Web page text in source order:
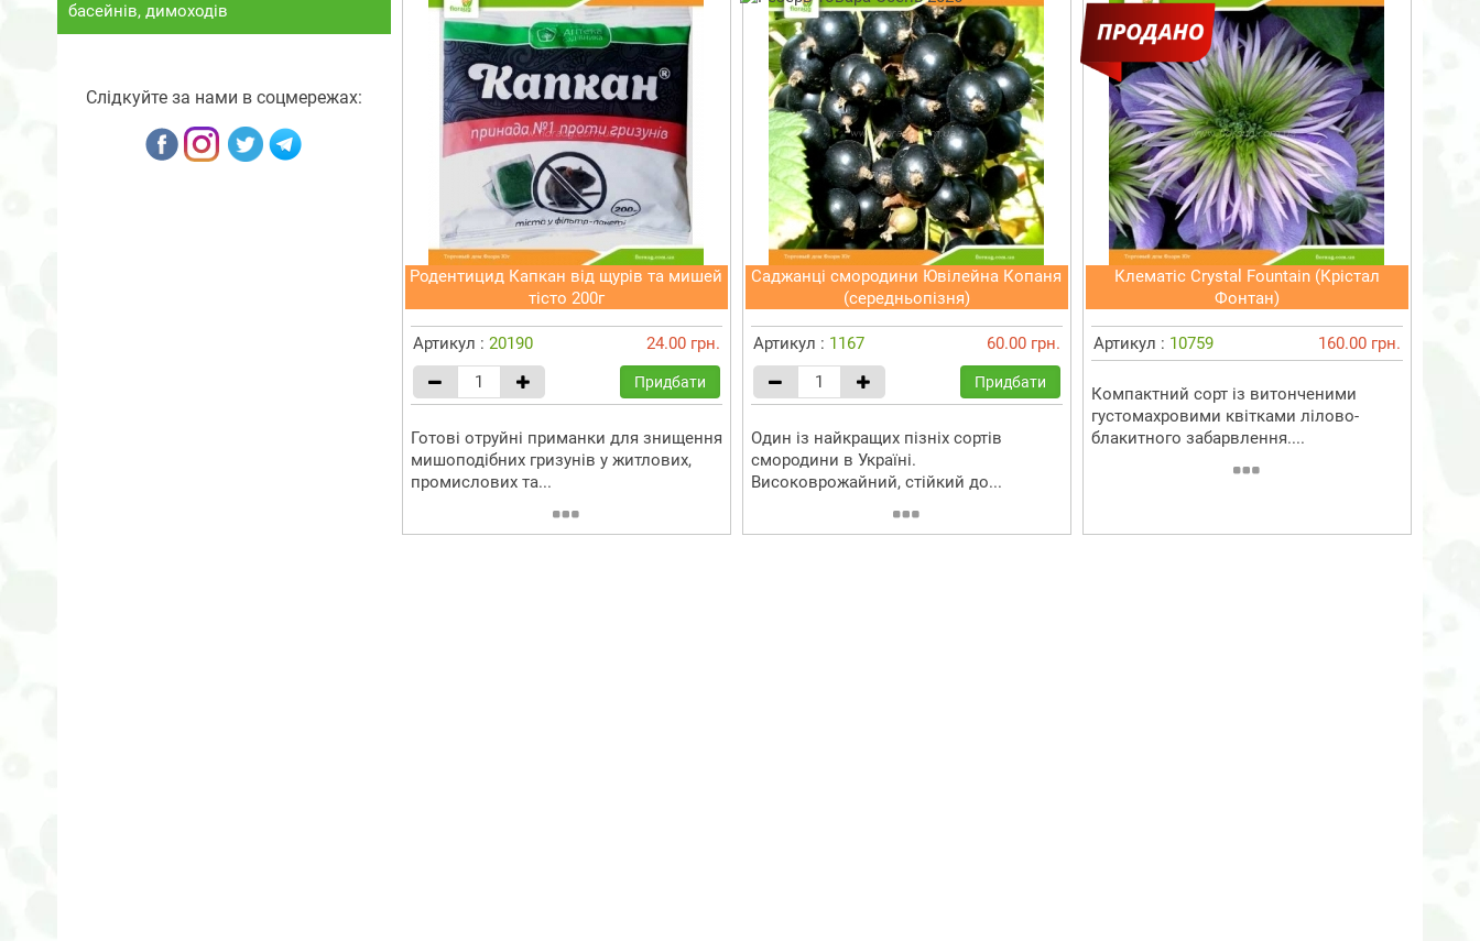
басейнів, димоходів
Слідкуйте за нами в соцмережах:
Родентицид Капкан від щурів та мишей
тісто 200г
Артикул : 20190 24.00 грн.
Придбати
Готові отруйні приманки для знищення
мишоподібних гризунів у житлових,
промислових та...
Саджанці смородини Ювілейна Копаня
(середньопізня)
Артикул : 1167 60.00 грн.
Придбати
Один із найкращих пізніх сортів
смородини в Україні.
Високоврожайний, стійкий до...
Клематіс Crystal Fountain (Крістал
Фонтан)
Артикул : 10759 160.00 грн.
Компактний сорт із витонченими
густомахровими квітками лілово-
блакитного забарвлення....